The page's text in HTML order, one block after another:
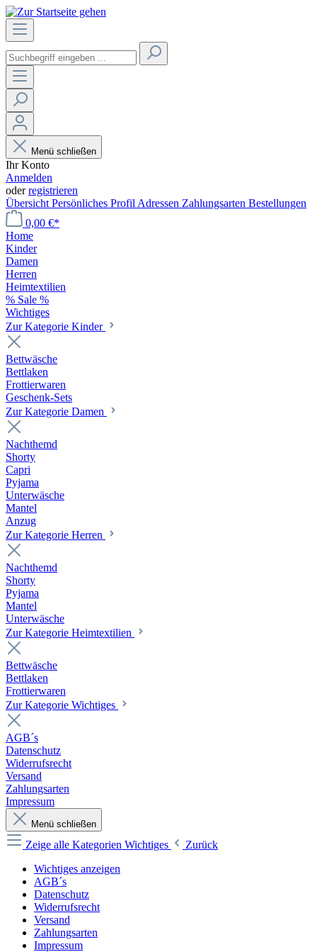
Menü schließen
Ihr Konto
Anmelden
oderregistrieren
Übersicht Persönliches Profil Adressen Zahlungsarten Bestellungen
0,00 €*
Home
Kinder
Damen
Herren
Heimtextilien
% Sale %
Wichtiges
Zur Kategorie Kinder
Bettwäsche
Bettlaken
Frottierwaren
Geschenk-Sets
Zur Kategorie Damen
Nachthemd
Shorty
Capri
Pyjama
Unterwäsche
Mantel
Anzug
Zur Kategorie Herren
Nachthemd
Shorty
Pyjama
Mantel
Unterwäsche
Zur Kategorie Heimtextilien
Bettwäsche
Bettlaken
Frottierwaren
Zur Kategorie Wichtiges
AGB´s
Datenschutz
Widerrufsrecht
Versand
Zahlungsarten
Impressum
Menü schließen
Zeige alle Kategorien Wichtiges
Zurück
Wichtiges anzeigen
AGB´s
Datenschutz
Widerrufsrecht
Versand
Zahlungsarten
Impressum